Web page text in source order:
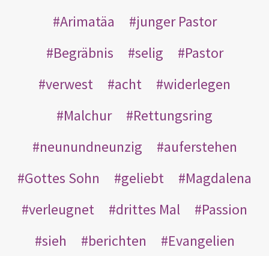
Arimatäa
junger Pastor
Begräbnis
selig
Pastor
verwest
acht
widerlegen
Malchur
Rettungsring
neunundneunzig
auferstehen
Gottes Sohn
geliebt
Magdalena
verleugnet
drittes Mal
Passion
sieh
berichten
Evangelien